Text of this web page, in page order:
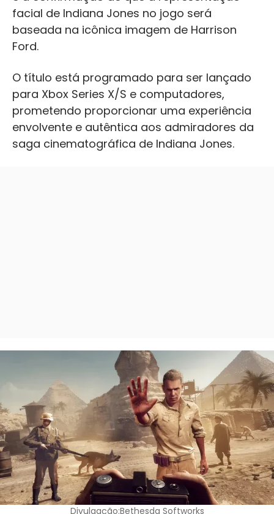
facial de Indiana Jones no jogo será
baseada na icônica imagem de Harrison
Ford.
O título está programado para ser lançado
para Xbox Series X/S e computadores,
prometendo proporcionar uma experiência
envolvente e autêntica aos admiradores da
saga cinematográfica de Indiana Jones.
Divulgação:Bethesda Softworks